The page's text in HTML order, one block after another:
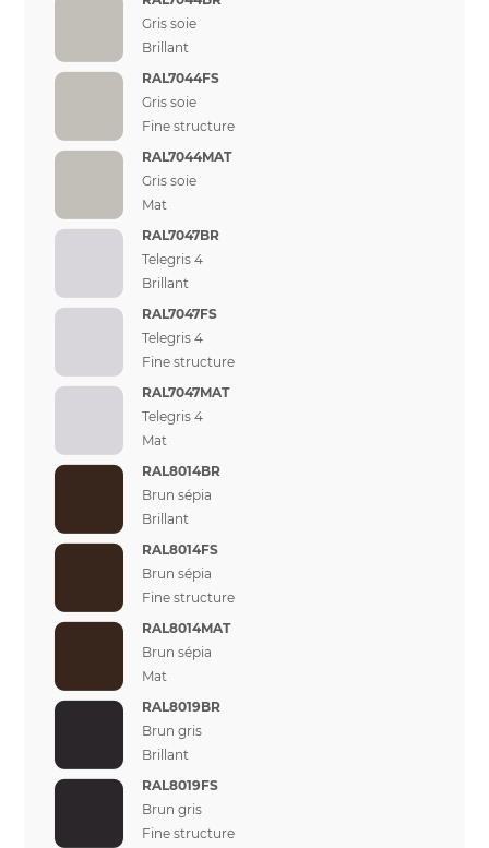
Gris soie
Brillant
RAL7044FS
Gris soie
Fine structure
RAL7044MAT
Gris soie
Mat
RAL7047BR
Telegris 4
Brillant
RAL7047FS
Telegris 4
Fine structure
RAL7047MAT
Telegris 4
Mat
RAL8014BR
Brun sépia
Brillant
RAL8014FS
Brun sépia
Fine structure
RAL8014MAT
Brun sépia
Mat
RAL8019BR
Brun gris
Brillant
RAL8019FS
Brun gris
Fine structure